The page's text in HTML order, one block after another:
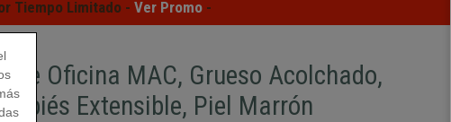
Tiempo Limitado - Ver Promo -
de Oficina MAC, Grueso Acolchado,
Extensible, Piel Marrón